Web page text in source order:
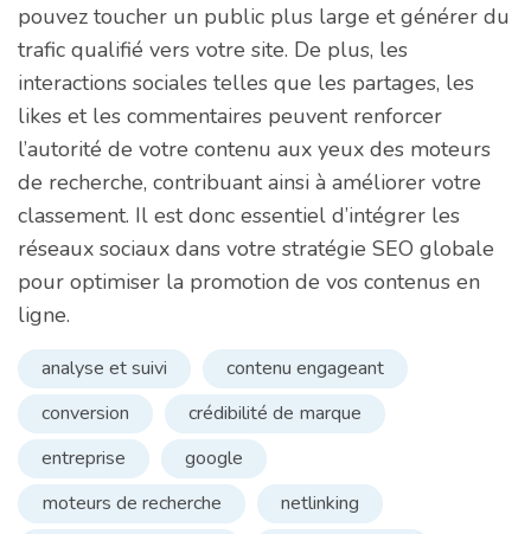
pouvez toucher un public plus large et générer du
trafic qualifié vers votre site. De plus, les
interactions sociales telles que les partages, les
likes et les commentaires peuvent renforcer
l’autorité de votre contenu aux yeux des moteurs
de recherche, contribuant ainsi à améliorer votre
classement. Il est donc essentiel d’intégrer les
réseaux sociaux dans votre stratégie SEO globale
pour optimiser la promotion de vos contenus en
ligne.
analyse et suivi
contenu engageant
conversion
crédibilité de marque
entreprise
google
moteurs de recherche
netlinking